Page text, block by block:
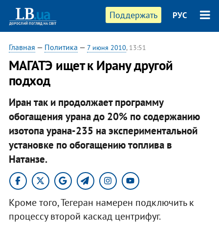
Поддержать РУС
Главная — Политика — 7 июня 2010, 13:51
МАГАТЭ ищет к Ирану другой
подход
Иран так и продолжает программу
обогащения урана до 20% по содержанию
изотопа урана-235 на экспериментальной
установке по обогащению топлива в
Натанзе.
Кроме того, Тегеран намерен подключить к
процессу второй каскад центрифуг.